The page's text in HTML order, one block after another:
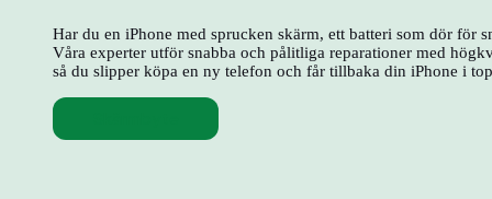
Har du en iPhone med sprucken skärm, ett batteri som dör för
Våra experter utför snabba och pålitliga reparationer med
så du slipper köpa en ny telefon och får tillbaka din iPhone i